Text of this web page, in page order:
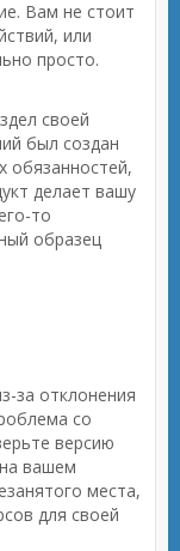
Вам не стоит
или
просто.
своей
был создан
обязанностей,
делает вашу
то
образец
за отклонения
со
версию
вашем
места,
для своей